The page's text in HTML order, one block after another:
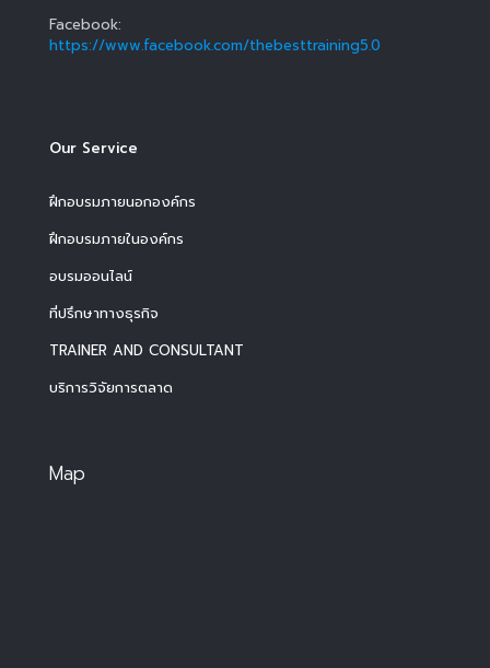
Facebook:
https://www.facebook.com/thebesttraining5.0
Our Service
ฝึกอบรมภายนอกองค์กร
ฝึกอบรมภายในองค์กร
อบรมออนไลน์
ที่ปรึกษาทางธุรกิจ
TRAINER AND CONSULTANT
บริการวิจัยการตลาด
Map